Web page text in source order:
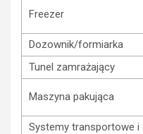
Freezer
Dozownik/formiarka
Tunel zamrażający
Maszyna pakująca
Systemy transportowe i